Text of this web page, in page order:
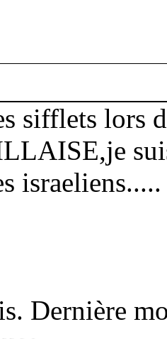
sifflets lors
israeliens.....
Dernière